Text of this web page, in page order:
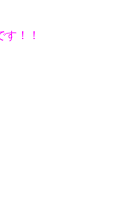
！！